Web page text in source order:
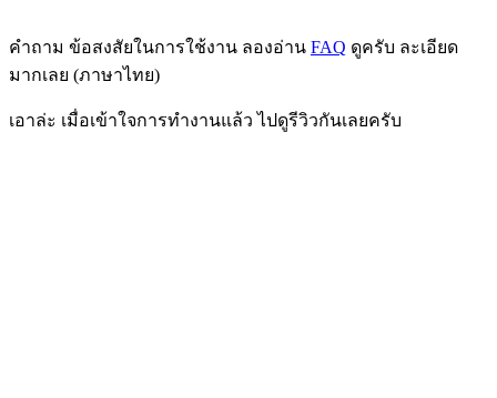
คำถาม ข้อสงสัยในการใช้งาน ลองอ่าน FAQ ดูครับ ละเอียด
มากเลย (ภาษาไทย)
เอาล่ะ เมื่อเข้าใจการทำงานแล้ว ไปดูรีวิวกันเลยครับ